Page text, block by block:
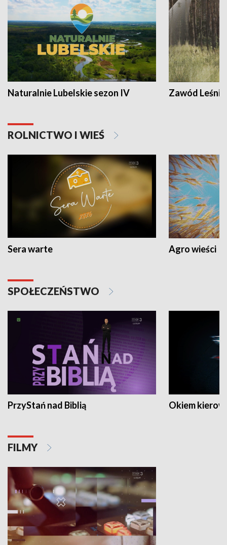
Naturalnie Lubelskie sezon IV Zawód Leśnik
ROLNICTWO I WIEŚ
Sera warte Agro wieści
SPOŁECZEŃSTWO
PrzyStań nad Biblią Okiem
FILMY